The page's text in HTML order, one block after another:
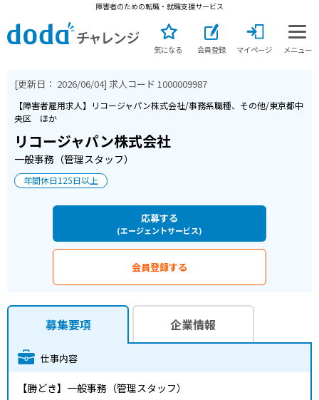
障害者のための転職・就職支援サービス
気になる 会員登録 マイページ メニュー
[更新日： 2026/06/04] 求人コード 1000009987
【障害者雇用求人】リコージャパン株式会社/事務系職種、その他/東京都中
央区 ほか
リコージャパン株式会社
一般事務（管理スタッフ）
年間休日125日以上
会員登録する
応募する
(エージェントサービス)
募集要項 企業情報
仕事内容
【勝どき】一般事務（管理スタッフ）